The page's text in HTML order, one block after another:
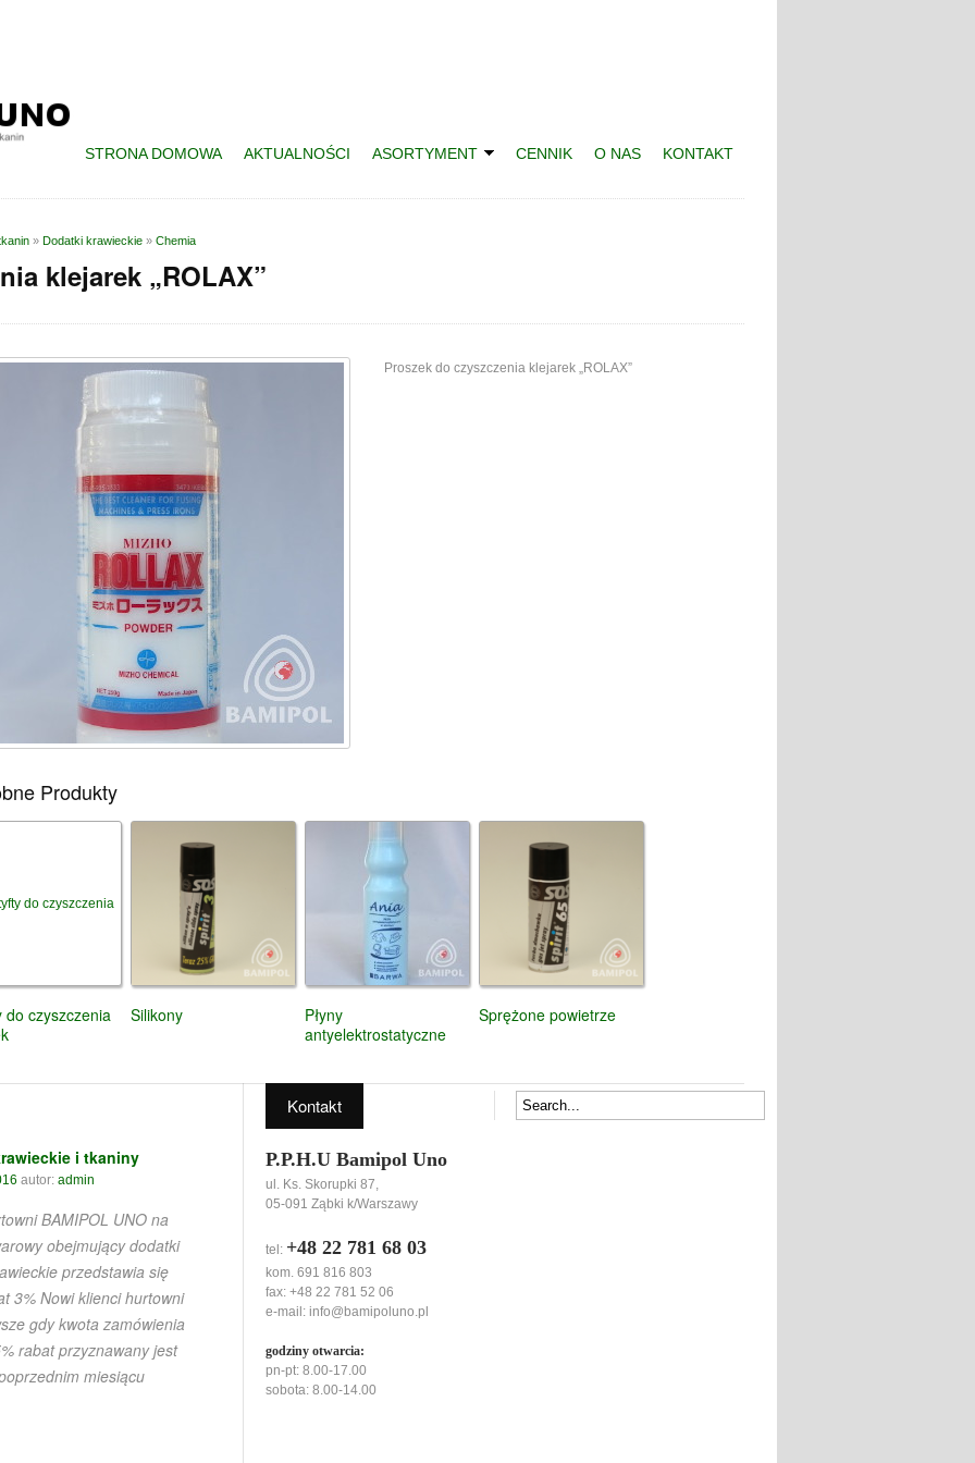
STRONA DOMOWA AKTUALNOŚCI ASORTYMENT CENNIK O NAS KONTAKT
» Dodatki krawieckie » Chemia
klejarek „ROLAX”
Proszek do czyszczenia klejarek „ROLAX”
Produkty
do czyszczenia
Silikony
Płyny
antyelektrostatyczne
Sprężone powietrze
i tkaniny
autor: admin
BAMIPOL UNO na
obejmujący dodatki
przedstawia się
3% Nowi klienci hurtowni
gdy kwota zamówienia
rabat przyznawany jest
miesiącu
Kontakt
P.P.H.U Bamipol Uno
ul. Ks. Skorupki 87,
05-091 Ząbki k/Warszawy
tel: +48 22 781 68 03
kom. 691 816 803
fax: +48 22 781 52 06
e-mail: info@bamipoluno.pl
godziny otwarcia:
pn-pt: 8.00-17.00
sobota: 8.00-14.00